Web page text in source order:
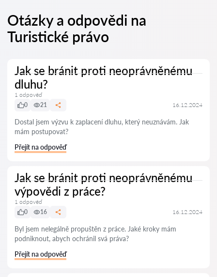
Otázky a odpovědi na
Turistické právo
Jak se bránit proti neoprávněnému
dluhu?
1 odpověď
0
21 16.12.2024
Dostal jsem výzvu k zaplacení dluhu, který neuznávám. Jak
mám postupovat?
Přejít na odpověď
Jak se bránit proti neoprávněnému
výpovědi z práce?
1 odpověď
0
16 16.12.2024
Byl jsem nelegálně propuštěn z práce. Jaké kroky mám
podniknout, abych ochránil svá práva?
Přejít na odpověď